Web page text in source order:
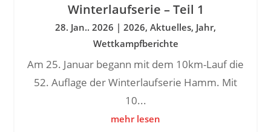
Winterlaufserie – Teil 1
28. Jan.. 2026 | 2026, Aktuelles, Jahr,
Wettkampfberichte
Am 25. Januar begann mit dem 10km-Lauf die
52. Auflage der Winterlaufserie Hamm. Mit
10...
mehr lesen